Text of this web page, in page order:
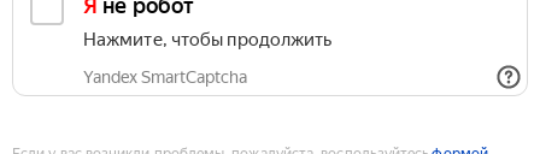
Я не робот
Нажмите, чтобы продолжить
Yandex SmartCaptcha